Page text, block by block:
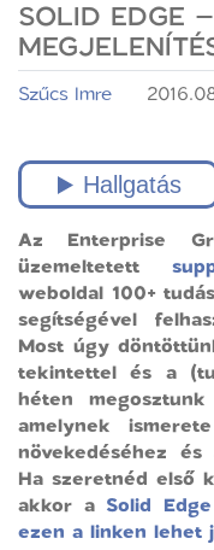
SOLID EDGE
Szűcs Imre
Az Enterprise
üzemeltetett
weboldal 100+
segítségével
Most úgy
tekintettel és a
héten
amelynek
növekedéséhez
Ha szeretnéd első
akkor a Solid
ezen a linken lehet